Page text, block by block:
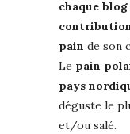
chaque
pain de son
Le pain
pays
déguste le
et/ou salé.